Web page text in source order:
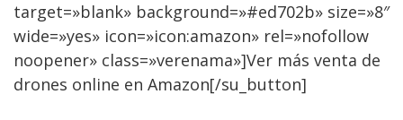
target=»blank» background=»#ed702b» size=»8″
wide=»yes» icon=»icon:amazon» rel=»nofollow
noopener» class=»verenama»]Ver más venta de
drones online en Amazon[/su_button]